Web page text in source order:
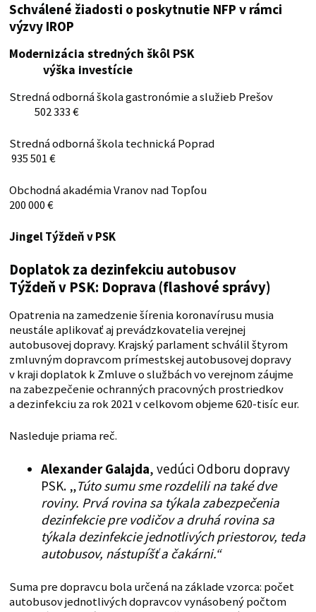
Schválené žiadosti o poskytnutie NFP v rámci
výzvy IROP
Modernizácia stredných škôl PSK
výška investície
Stredná odborná škola gastronómie a služieb Prešov
502 333 €
Stredná odborná škola technická Poprad
935 501 €
Obchodná akadémia Vranov nad Topľou
200 000 €
Jingel Týždeň v PSK
Doplatok za dezinfekciu autobusov
Týždeň v PSK: Doprava (flashové správy)
Opatrenia na zamedzenie šírenia koronavírusu musia
neustále aplikovať aj prevádzkovatelia verejnej
autobusovej dopravy. Krajský parlament schválil štyrom
zmluvným dopravcom prímestskej autobusovej dopravy
v kraji doplatok k Zmluve o službách vo verejnom záujme
na zabezpečenie ochranných pracovných prostriedkov
a dezinfekciu za rok 2021 v celkovom objeme 620-tisíc eur.
Nasleduje priama reč.
Alexander Galajda, vedúci Odboru dopravy
PSK. „Túto sumu sme rozdelili na také dve
roviny. Prvá rovina sa týkala zabezpečenia
dezinfekcie pre vodičov a druhá rovina sa
týkala dezinfekcie jednotlivých priestorov, teda
autobusov, nástupíšť a čakárni.“
Suma pre dopravcu bola určená na základe vzorca: počet
autobusov jednotlivých dopravcov vynásobený počtom